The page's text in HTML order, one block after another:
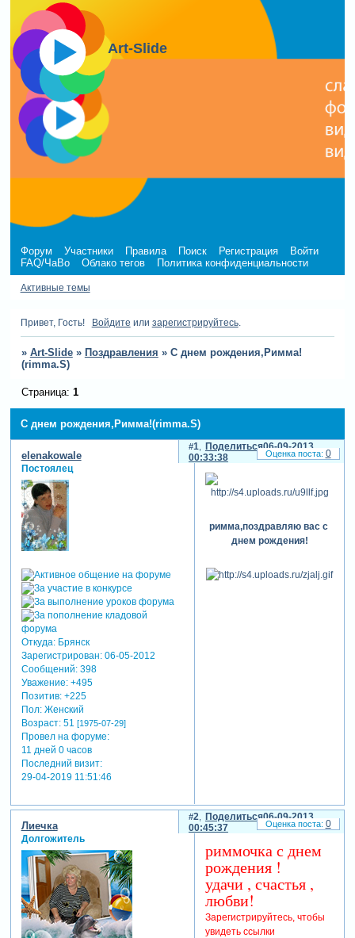
Art-Slide
Форум Участники Правила Поиск Регистрация
Войти
FAQ/ЧаВо
Облако тегов Политика конфиденциальности
Активные темы
Привет, Гость! Войдите или зарегистрируйтесь.
» Art-Slide » Поздравления » С днем рождения,Римма!
(rimma.S)
С днем рождения,Римма!(rimma.S)
Страница: 1
Поделиться
1
06-09-2013
00:33:38
elenakowale
Постоялец
Откуда:Брянск
Зарегистрирован: 06-05-2012
Сообщений:398
Уважение: +495
Позитив: +225
Пол:Женский
Возраст:51 [1975-07-29]
Провел на форуме:
11 дней 0 часов
Последний визит:
29-04-2019 11:51:46
римма,поздравляю вас с
днем рождения!
0
Поделиться
2
06-09-2013
00:45:37
Лиечка
Долгожитель
риммочка с днем
рождения !
удачи , счастья ,
любви!
Зарегистрируйтесь, чтобы
увидеть ссылки
0